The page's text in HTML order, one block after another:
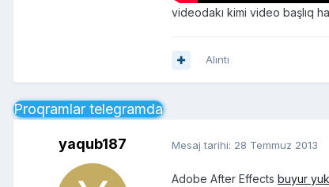
videodakı kimi video başlıq
Alıntı
Proqramlar telegramda
yaqub187 Mesaj tarihi: 28 Temmuz 2013
Adobe After Effects buyur